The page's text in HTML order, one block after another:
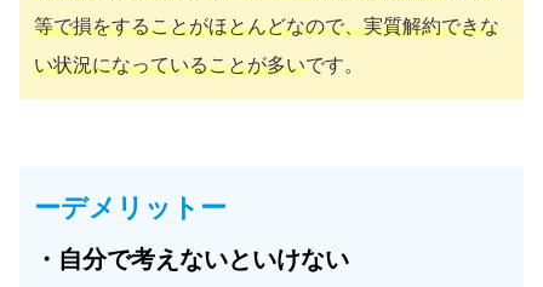
等で損をすることがほとんどなので、実質解約できな
い状況になっていることが多いです。
ーデメリットー
・自分で考えないといけない